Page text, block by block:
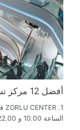
أفضل 12 مركز تسوق في اسطنبول
الساعة 10.00 و 22.00 لمدة 7 أيام مع 205 […]